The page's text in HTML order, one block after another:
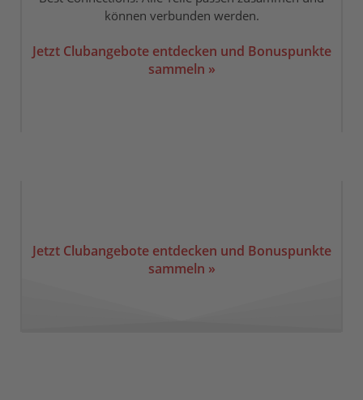
können verbunden werden.
Jetzt Clubangebote entdecken und Bonuspunkte
sammeln »
Jetzt Clubangebote entdecken und Bonuspunkte
sammeln »